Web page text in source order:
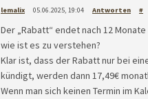
lemalix 05.06.2025, 19:04 Antworten #
Der „Rabatt“ endet nach 12
wie ist es zu verstehen?
Klar ist, dass der Rabatt nur bei
kündigt, werden dann 17,49€
Wenn man sich keinen Termin im